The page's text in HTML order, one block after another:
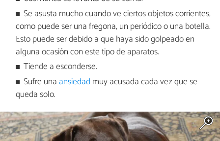
Se asusta mucho cuando ve ciertos objetos corrientes,
como puede ser una fregona, un periódico o una botella.
Esto puede ser debido a que haya sido golpeado en
alguna ocasión con este tipo de aparatos.
Tiende a esconderse.
Sufre una ansiedad muy acusada cada vez que se
queda solo.